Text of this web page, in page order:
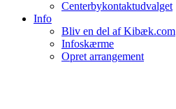
Centerbykontaktudvalget
Info
Bliv en del af Kibæk.com
Infoskærme
Opret arrangement